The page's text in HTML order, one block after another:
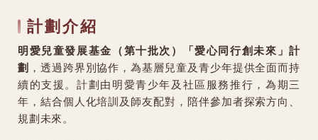
計劃介紹
明愛兒童發展基金（第十批次）「愛心同行創未來」計
劃 ，透過跨界別協作，為基層兒童及青少年提供全面而持
續的支援。計劃由明愛青少年及社區服務推行，為期三
年，結合個人化培訓及師友配對，陪伴參加者探索方向、
規劃未來。